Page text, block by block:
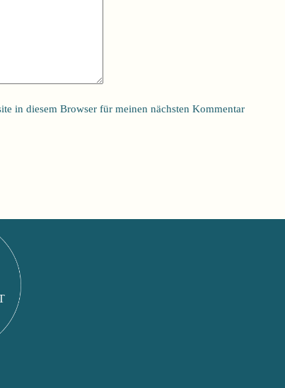
in diesem Browser für meinen nächsten Kommentar